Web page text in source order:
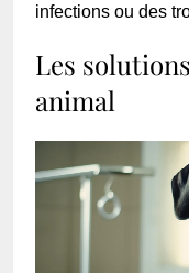
infections ou des
Les
animal